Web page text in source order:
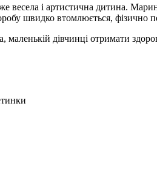
і артистична дитина.
швидко втомлюється, фізично
дівчинці отримати